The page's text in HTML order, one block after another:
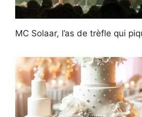
MC Solaar, l’as de trèfle qui